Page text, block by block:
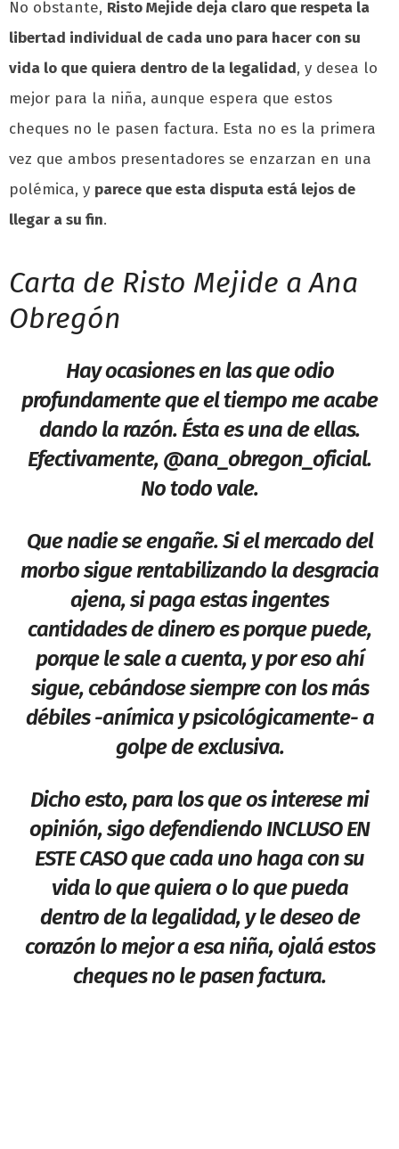
No obstante, Risto Mejide deja claro que respeta la
libertad individual de cada uno para hacer con su
vida lo que quiera dentro de la legalidad, y desea lo
mejor para la niña, aunque espera que estos
cheques no le pasen factura. Esta no es la primera
vez que ambos presentadores se enzarzan en una
polémica, y parece que esta disputa está lejos de
llegar a su fin.
Carta de Risto Mejide a Ana
Obregón
Hay ocasiones en las que odio
profundamente que el tiempo me acabe
dando la razón. Ésta es una de ellas.
Efectivamente, @ana_obregon_oficial.
No todo vale.
Que nadie se engañe. Si el mercado del
morbo sigue rentabilizando la desgracia
ajena, si paga estas ingentes
cantidades de dinero es porque puede,
porque le sale a cuenta, y por eso ahí
sigue, cebándose siempre con los más
débiles -anímica y psicológicamente- a
golpe de exclusiva.
Dicho esto, para los que os interese mi
opinión, sigo defendiendo INCLUSO EN
ESTE CASO que cada uno haga con su
vida lo que quiera o lo que pueda
dentro de la legalidad, y le deseo de
corazón lo mejor a esa niña, ojalá estos
cheques no le pasen factura.